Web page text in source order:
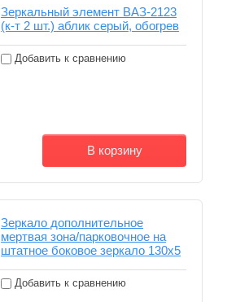
Зеркальный элемент ВАЗ-2123
(к-т 2 шт.) аблик серый, обогрев
Добавить к сравнению
В корзину
Зеркало дополнительное
мертвая зона/парковочное на
штатное боковое зеркало 130х5
Добавить к сравнению